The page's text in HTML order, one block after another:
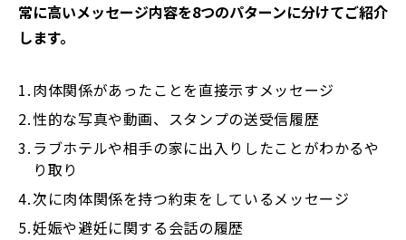
常に高いメッセージ内容を8つのパターンに分けてご紹介
します。
肉体関係があったことを直接示すメッセージ
性的な写真や動画、スタンプの送受信履歴
ラブホテルや相手の家に出入りしたことがわかるや
り取り
次に肉体関係を持つ約束をしているメッセージ
妊娠や避妊に関する会話の履歴